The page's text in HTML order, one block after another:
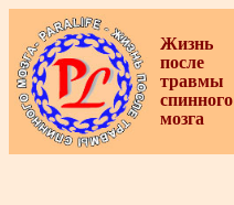
Жизнь
после
травмы
спинного
мозга